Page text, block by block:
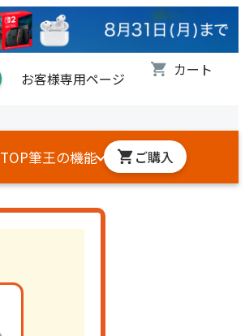
お客様専用ページ
TOP筆王の機能 ご購入